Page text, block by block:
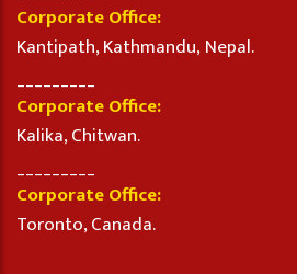
Corporate Office:
Kantipath, Kathmandu, Nepal.
Corporate Office:
Kalika, Chitwan.
Corporate Office:
Toronto, Canada.